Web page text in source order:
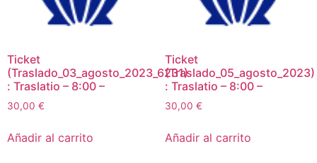
Ticket
(Traslado_03_agosto_2023_6231)
: Traslatio – 8:00 –
30,00 €
Añadir al carrito
Ticket
(Traslado_05_agosto_2023)
: Traslatio – 8:00 –
30,00 €
Añadir al carrito